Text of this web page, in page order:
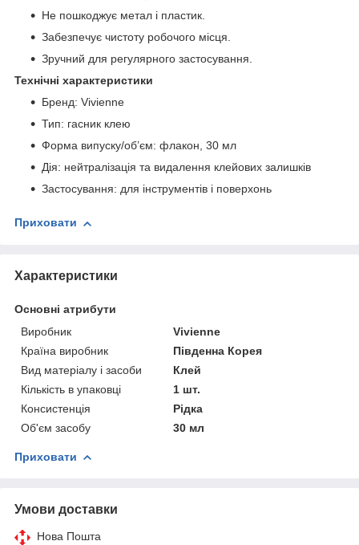
Не пошкоджує метал і пластик.
Забезпечує чистоту робочого місця.
Зручний для регулярного застосування.
Технічні характеристики
Бренд: Vivienne
Тип: гасник клею
Форма випуску/об’єм: флакон, 30 мл
Дія: нейтралізація та видалення клейових залишків
Застосування: для інструментів і поверхонь
Приховати
Характеристики
Основні атрибути
Виробник
Vivienne
Країна виробник
Південна Корея
Вид матеріалу і засоби
Клей
Кількість в упаковці
1 шт.
Консистенція
Рідка
Об'єм засобу
30 мл
Приховати
Умови доставки
Нова Пошта